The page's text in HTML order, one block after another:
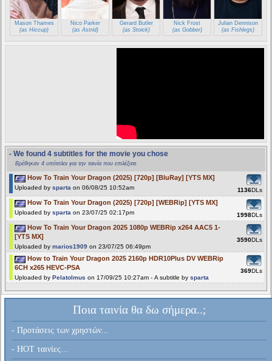
Mason Thames
(as Hiccup)
Nico Parker
(as Astrid)
Gerard Butler
(as Stoick)
Nick Frost
(as Gobber)
Julian Dennison
(as Fishlegs)
- We found 4 subtitles for the movie you chose
Βρέθηκαν 4 υπότιτλοι για την ταινία που επιλέξατε
How To Train Your Dragon (2025) [720p] [BluRay] [YTS MX]
Uploaded by sparta on 06/08/25 10:52am 1136DLs
How To Train Your Dragon (2025) [720p] [WEBRip] [YTS MX]
Uploaded by sparta on 23/07/25 02:17pm 1998DLs
How To Train Your Dragon 2025 1080p WEBRip x264 AAC5 1-
[YTS MX]
Uploaded by marios1909 on 23/07/25 06:49pm
3590DLs
How to Train Your Dragon 2025 2160p HDR10Plus DV WEBRip
6CH x265 HEVC-PSA
Uploaded by Pelatolmus on 17/09/25 10:27am - A subtitle by sparta
369DLs
Ποια ταινία θα δω σήμερα..;
- Προτάσεις των χρηστών...
- HOT ταινίες...